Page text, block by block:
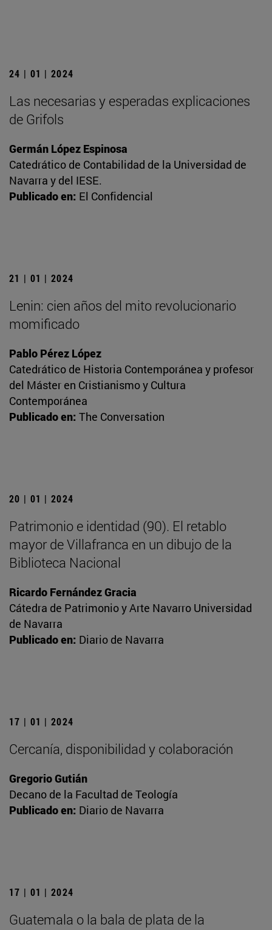
24 | 01 | 2024
Las necesarias y esperadas explicaciones
de Grifols
Germán López Espinosa
Catedrático de Contabilidad de la Universidad de
Navarra y del IESE.
Publicado en: El Confidencial
21 | 01 | 2024
Lenin: cien años del mito revolucionario
momificado
Pablo Pérez López
Catedrático de Historia Contemporánea y profesor
del Máster en Cristianismo y Cultura
Contemporánea
Publicado en: The Conversation
20 | 01 | 2024
Patrimonio e identidad (90). El retablo
mayor de Villafranca en un dibujo de la
Biblioteca Nacional
Ricardo Fernández Gracia
Cátedra de Patrimonio y Arte Navarro Universidad
de Navarra
Publicado en: Diario de Navarra
17 | 01 | 2024
Cercanía, disponibilidad y colaboración
Gregorio Gutián
Decano de la Facultad de Teología
Publicado en: Diario de Navarra
17 | 01 | 2024
Guatemala o la bala de plata de la